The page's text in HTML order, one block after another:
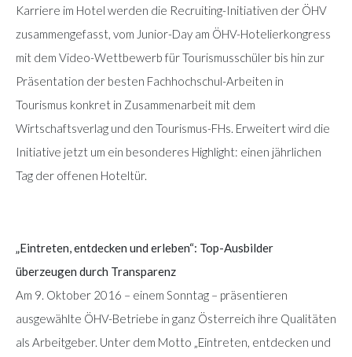
Karriere im Hotel werden die Recruiting-Initiativen der ÖHV
zusammengefasst, vom Junior-Day am ÖHV-Hotelierkongress
mit dem Video-Wettbewerb für Tourismusschüler bis hin zur
Präsentation der besten Fachhochschul-Arbeiten in
Tourismus konkret in Zusammenarbeit mit dem
Wirtschaftsverlag und den Tourismus-FHs. Erweitert wird die
Initiative jetzt um ein besonderes Highlight: einen jährlichen
Tag der offenen Hoteltür.
„Eintreten, entdecken und erleben“: Top-Ausbilder
überzeugen durch Transparenz
Am 9. Oktober 2016 – einem Sonntag – präsentieren
ausgewählte ÖHV-Betriebe in ganz Österreich ihre Qualitäten
als Arbeitgeber. Unter dem Motto „Eintreten, entdecken und